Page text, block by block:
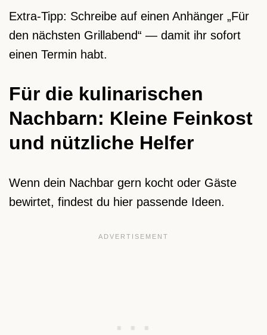
Extra-Tipp: Schreibe auf einen Anhänger „Für
den nächsten Grillabend“ — damit ihr sofort
einen Termin habt.
Für die kulinarischen
Nachbarn: Kleine Feinkost
und nützliche Helfer
Wenn dein Nachbar gern kocht oder Gäste
bewirtet, findest du hier passende Ideen.